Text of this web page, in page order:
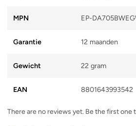
MPN EP-
Garantie 12 maanden
Gewicht 22 gram
EAN 8801643993542
There are no reviews yet. Be the first one